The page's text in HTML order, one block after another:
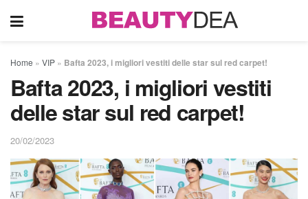
Home » VIP » Bafta 2023, i migliori vestiti delle star sul red carpet!
Bafta 2023, i migliori vestiti
delle star sul red carpet!
20/02/2023